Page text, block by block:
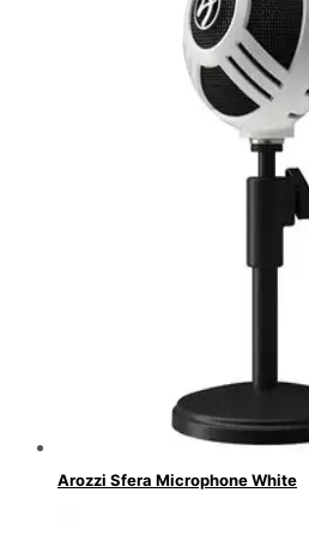
Arozzi Sfera Microphone White